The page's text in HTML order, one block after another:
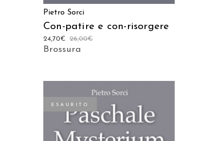
Pietro Sorci
Con-patire e con-risorgere
26,00€
24,70€
Brossura
ESAURITO